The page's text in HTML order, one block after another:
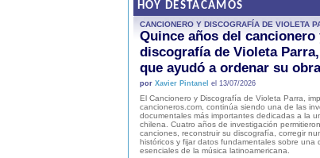
HOY DESTACAMOS
CANCIONERO Y DISCOGRAFÍA DE VIOLETA
Quince años del cancionero
discografía de Violeta
que ayudó a ordenar su obra
por Xavier Pintanel el 13/07/2026
El Cancionero y Discografía de Violeta Parra,
cancioneros.com, continúa siendo una de las
documentales más importantes dedicadas a la
chilena. Cuatro años de investigación
canciones, reconstruir su discografía, corregir
históricos y fijar datos fundamentales sobre una
esenciales de la música latinoamericana.